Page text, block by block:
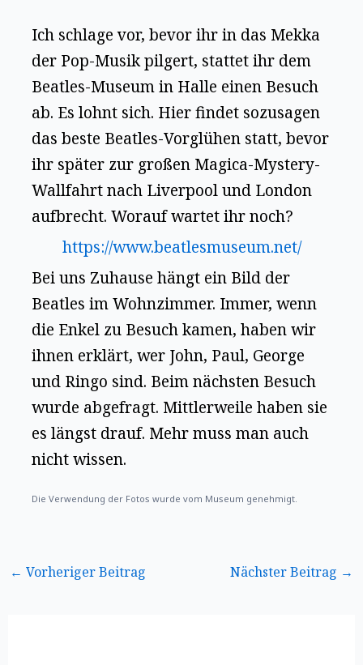
Ich schlage vor, bevor ihr in das Mekka
der Pop-Musik pilgert, stattet ihr dem
Beatles-Museum in Halle einen Besuch
ab. Es lohnt sich. Hier findet sozusagen
das beste Beatles-Vorglühen statt, bevor
ihr später zur großen Magica-Mystery-
Wallfahrt nach Liverpool und London
aufbrecht. Worauf wartet ihr noch?
https://www.beatlesmuseum.net/
Bei uns Zuhause hängt ein Bild der
Beatles im Wohnzimmer. Immer, wenn
die Enkel zu Besuch kamen, haben wir
ihnen erklärt, wer John, Paul, George
und Ringo sind. Beim nächsten Besuch
wurde abgefragt. Mittlerweile haben sie
es längst drauf. Mehr muss man auch
nicht wissen.
Die Verwendung der Fotos wurde vom Museum genehmigt.
← Vorheriger Beitrag Nächster Beitrag →